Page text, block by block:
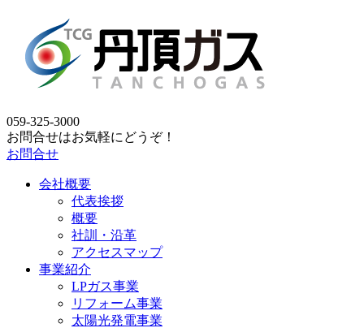
059-325-3000
お問合せはお気軽にどうぞ！
お問合せ
会社概要
代表挨拶
概要
社訓・沿革
アクセスマップ
事業紹介
LPガス事業
リフォーム事業
太陽光発電事業